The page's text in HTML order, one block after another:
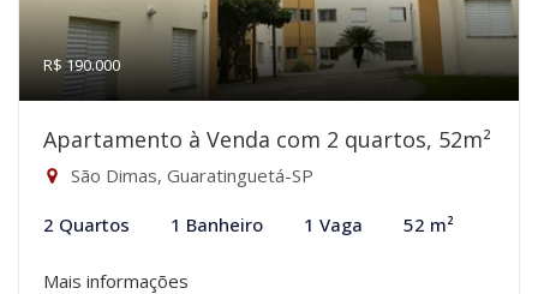
R$ 190.000
Apartamento à Venda com 2 quartos, 52m²
São Dimas, Guaratinguetá-SP
2 Quartos 1 Banheiro 1 Vaga 52 m²
Mais informações